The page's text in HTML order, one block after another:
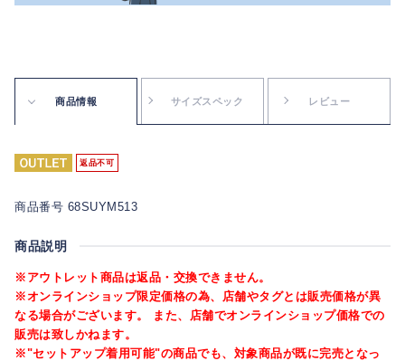
商品情報 サイズスペック レビュー
返品不可
商品番号 68SUYM513
商品説明
※アウトレット商品は返品・交換できません。
※オンラインショップ限定価格の為、店舗やタグとは販売価格が異
なる場合がございます。 また、店舗でオンラインショップ価格での
販売は致しかねます。
※"セットアップ着用可能"の商品でも、対象商品が既に完売となっ